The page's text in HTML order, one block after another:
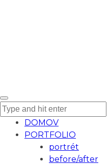
DOMOV
PORTFOLIO
portrét
before/after